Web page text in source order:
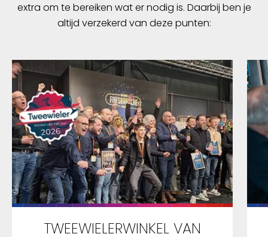
extra om te bereiken wat er nodig is. Daarbij ben je
altijd verzekerd van deze punten:
TWEEWIELERWINKEL VAN